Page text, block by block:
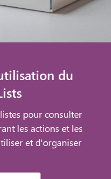
du
pour consulter
les actions et les
et d'organiser